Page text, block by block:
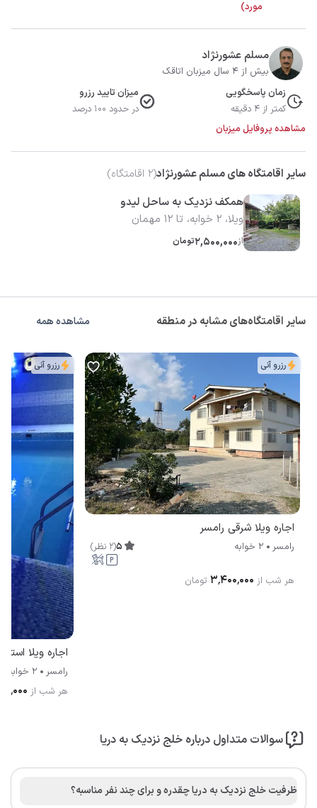
مورد)
مسلم عشورنژاد
بیش از 4 سال میزبان اتاقک
زمان پاسخگویی
کمتر از 4 دقیقه
میزان تایید رزرو
در حدود 100 درصد
مشاهده پروفایل میزبان
سایر اقامتگاه های مسلم عشورنژاد(
2 اقامتگاه)
همکف نزدیک به ساحل لیدو
ویلا، 2 خوابه، تا 12 مهمان
از2,500,000تومان
سایر اقامتگاه‌های مشابه در منطقه مشاهده همه
رزرو آنی
اجاره ویلا شرقی رامسر
رامسر 2 خوابه 5
(
2 نظر)
هر شب از ۳٬۴۰۰٬۰۰۰ تومان
رزرو آنی
اجاره ویلا استخردار
رامسر
2 خوابه
هر شب از
سوالات متداول درباره خلج نزدیک به دریا
ظرفیت خلج نزدیک به دریا چقدره و برای چند نفر مناسبه؟